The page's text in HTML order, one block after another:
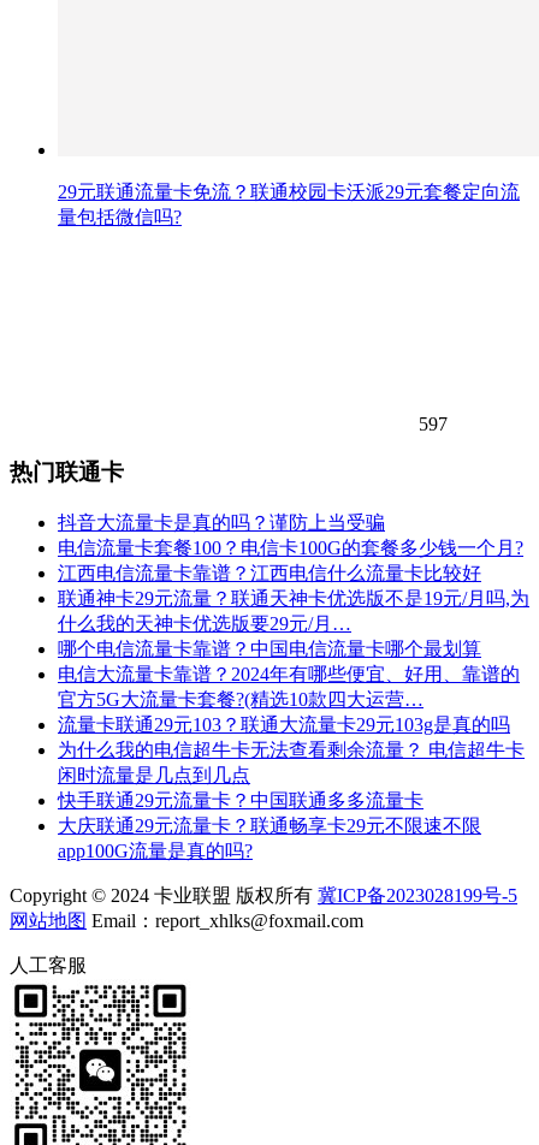
29元联通流量卡免流？联通校园卡沃派29元套餐定向流
量包括微信吗?
597
热门联通卡
抖音大流量卡是真的吗？谨防上当受骗
电信流量卡套餐100？电信卡100G的套餐多少钱一个月?
江西电信流量卡靠谱？江西电信什么流量卡比较好
联通神卡29元流量？联通天神卡优选版不是19元/月吗,为
什么我的天神卡优选版要29元/月…
哪个电信流量卡靠谱？中国电信流量卡哪个最划算
电信大流量卡靠谱？2024年有哪些便宜、好用、靠谱的
官方5G大流量卡套餐?(精选10款四大运营…
流量卡联通29元103？联通大流量卡29元103g是真的吗
为什么我的电信超牛卡无法查看剩余流量？ 电信超牛卡
闲时流量是几点到几点
快手联通29元流量卡？中国联通多多流量卡
大庆联通29元流量卡？联通畅享卡29元不限速不限
app100G流量是真的吗?
Copyright © 2024 卡业联盟 版权所有 冀ICP备2023028199号-5
网站地图 Email：report_xhlks@foxmail.com
人工客服